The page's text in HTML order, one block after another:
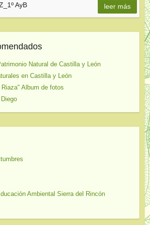
AyB leer más
Natural de Castilla y León
en Castilla y León
Album de fotos
Ambiental Sierra del Rincón